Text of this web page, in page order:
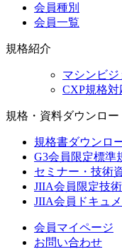
会員種別
会員一覧
規格紹介
マシンビ
CXP規格対
規格・資料ダウンロー
規格書ダウンロ
G3会員限定標準
セミナー・技術
JIIA会員限定技
JIIA会員ドキュメ
会員マイページ
お問い合わせ